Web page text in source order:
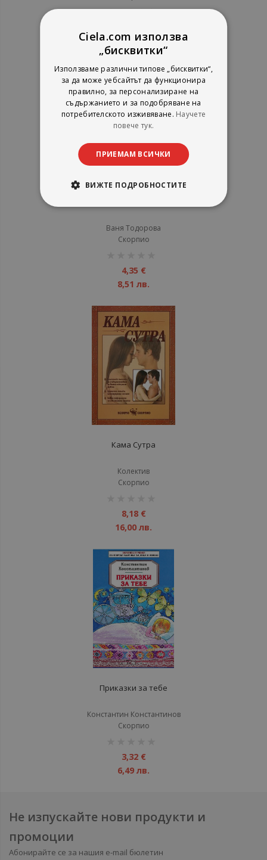
рейтинг:
13,67 лв.
Ваня Тодорова
Скорпио
4,35 €
8,51 лв.
Кама Сутра
Колектив
Скорпио
8,18 €
16,00 лв.
Приказки за тебе
Константин Константинов
Скорпио
3,32 €
6,49 лв.
Не изпускайте нови продукти и
промоции
Абонирайте се за нашия e-mail бюлетин
Ciela.com използва
„бисквитки“
Използваме различни типове „бисквитки“,
за да може уебсайтът да функционира
правилно, за персонализиране на
съдържанието и за подобряване на
потребителското изживяване. Научете
повече тук.
ПРИЕМАМ ВСИЧКИ
ВИЖТЕ ПОДРОБНОСТИТЕ